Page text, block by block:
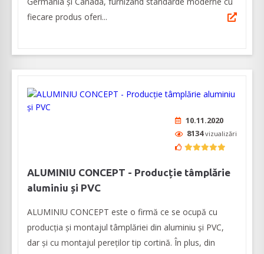
fiecare produs oferi...
10.11.2020
8134vizualizări
ALUMINIU CONCEPT - Producție tâmplărie
aluminiu și PVC
ALUMINIU CONCEPT este o firmă ce se ocupă cu
producția și montajul tâmplăriei din aluminiu și PVC,
dar și cu montajul pereților tip cortină. În plus, din